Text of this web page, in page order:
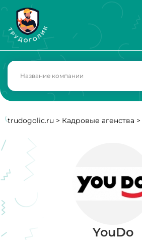
trudogolic.ru > Кадровые агенства >
YouDo